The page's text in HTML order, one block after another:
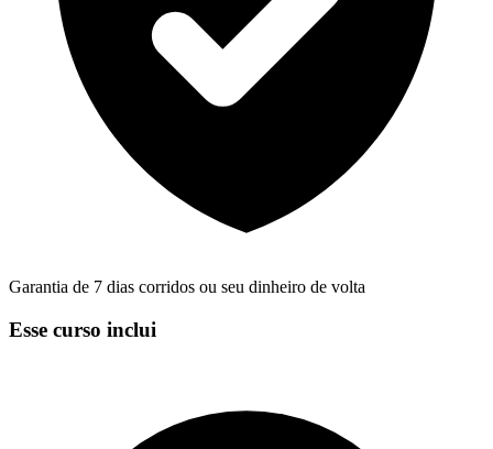
Garantia de 7 dias corridos ou seu dinheiro de volta
Esse curso inclui